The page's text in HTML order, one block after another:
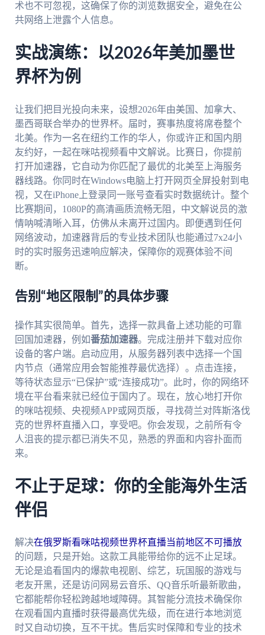
术也不可忽视，这确保了你的浏览数据安全，避免在公
共网络上泄露个人信息。
实战演练：以2026年美加墨世
界杯为例
让我们把目光投向未来，设想2026年由美国、加拿大、
墨西哥联合举办的世界杯。届时，赛事热度将席卷整个
北美。作为一名在纽约工作的华人，你或许正和国内朋
友约好，一起在咪咕视频看中文解说。比赛日，你提前
打开加速器，它自动为你匹配了最优的北美至上海服务
器线路。你同时在Windows电脑上打开网页全屏投射到电
视，又在iPhone上登录同一账号查看实时数据统计。整个
比赛期间，1080P的高清画质流畅无阻，中文解说员的激
情呐喊清晰入耳，仿佛从未离开过国内。即便遇到任何
网络波动，加速器背后的专业技术团队也能通过7x24小
时的实时服务迅速响应解决，保障你的观赛体验不间
断。
告别“地区限制”的具体步骤
操作其实很简单。首先，选择一款具备上述功能的可靠
回国加速器，例如番茄加速器。完成注册并下载对应你
设备的客户端。启动应用，从服务器列表中选择一个国
内节点（通常应用会智能推荐最优选择）。点击连接，
等待状态显示“已保护”或“连接成功”。此时，你的网络环
境在平台看来就已经位于国内了。现在，放心地打开你
的咪咕视频、央视频APP或网页版，寻找荷兰对阵斯洛伐
克的世界杯直播入口，享受吧。你会发现，之前所有令
人沮丧的提示都已消失不见，熟悉的界面和内容扑面而
来。
不止于足球：你的全能海外生活
伴侣
解决在俄罗斯看咪咕视频世界杯直播当前地区不可播放
的问题，只是开始。这款工具能带给你的远不止足球。
无论是追看国内的爆款电视剧、综艺，玩国服的游戏与
老友开黑，还是访问网易云音乐、QQ音乐听最新歌曲，
它都能帮你轻松跨越地域障碍。其智能分流技术确保你
在观看国内直播时获得最高优先级，而在进行本地浏览
时又自动切换，互不干扰。售后实时保障和专业的技术